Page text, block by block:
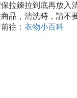
拉鍊拉到底再放入
品，清洗時，請不
往： 衣物小百科